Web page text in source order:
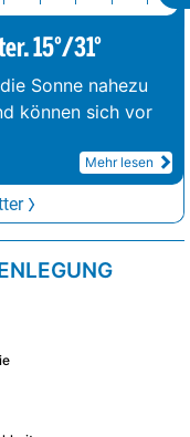
15°/31°
Sonne nahezu
können sich vor
Mehr lesen